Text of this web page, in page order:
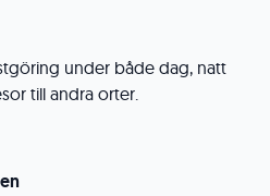
under både dag, natt
till andra orter.